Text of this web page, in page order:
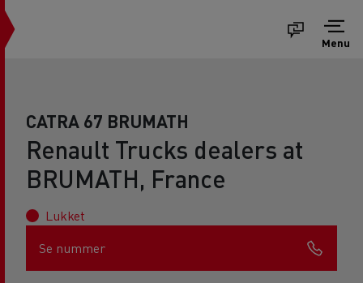
Menu
CATRA 67 BRUMATH
Renault Trucks dealers at
BRUMATH, France
Lukket
Se nummer